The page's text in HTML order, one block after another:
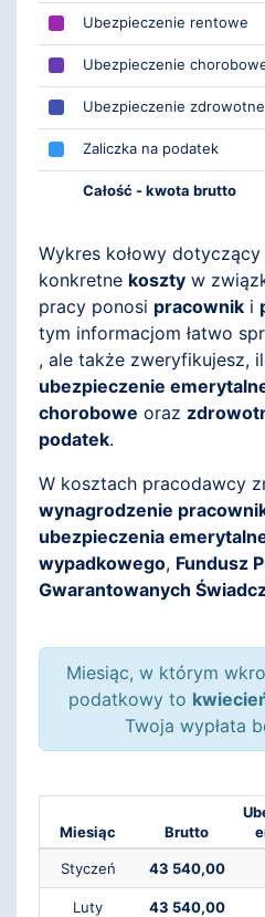
Ubezpieczenie rentowe
Ubezpieczenie
Ubezpieczenie zdrowotne
Zaliczka na podatek
Całość - kwota brutto
Wykres kołowy
konkretne koszty w
pracy ponosi pracownik i
tym informacjom łatwo
, ale także zweryfikujesz,
ubezpieczenie
chorobowe oraz
podatek.
W kosztach pracodawcy
wynagrodzenie
ubezpieczenia
wypadkowego, Fundusz
Gwarantowanych
Miesiąc, w którym
podatkowy to
Twoja wypłata
Miesiąc Brutto
Styczeń 43 540,00
Luty 43 540,00